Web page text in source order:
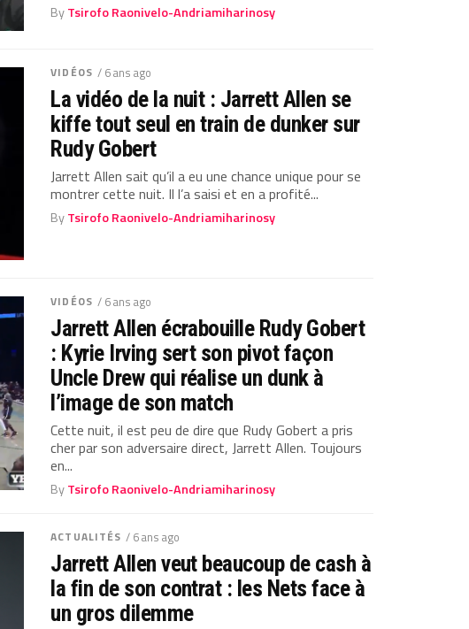
ByTsirofo Raonivelo-Andriamiharinosy
VIDÉOS / 6 ans ago
La vidéo de la nuit : Jarrett Allen se
kiffe tout seul en train de dunker sur
Rudy Gobert
Jarrett Allen sait qu’il a eu une chance unique pour se
montrer cette nuit. Il l’a saisi et en a profité...
ByTsirofo Raonivelo-Andriamiharinosy
VIDÉOS / 6 ans ago
Jarrett Allen écrabouille Rudy Gobert
: Kyrie Irving sert son pivot façon
Uncle Drew qui réalise un dunk à
l’image de son match
Cette nuit, il est peu de dire que Rudy Gobert a pris
cher par son adversaire direct, Jarrett Allen. Toujours
en...
ByTsirofo Raonivelo-Andriamiharinosy
ACTUALITÉS / 6 ans ago
Jarrett Allen veut beaucoup de cash à
la fin de son contrat : les Nets face à
un gros dilemme